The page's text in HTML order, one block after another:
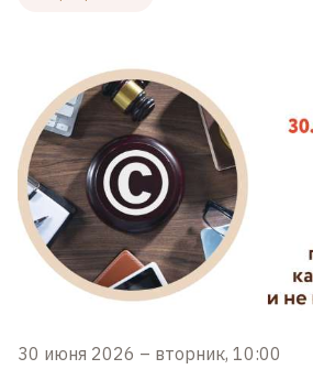
30 июня 2026 – вторник, 10:00